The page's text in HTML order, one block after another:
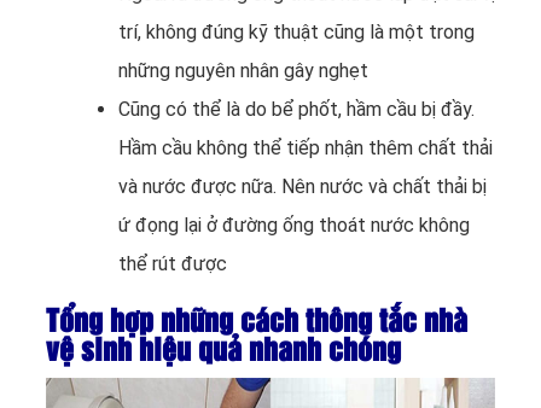
trí, không đúng kỹ thuật cũng là một trong
những nguyên nhân gây nghẹt
Cũng có thể là do bể phốt, hầm cầu bị đầy.
Hầm cầu không thể tiếp nhận thêm chất thải
và nước được nữa. Nên nước và chất thải bị
ứ đọng lại ở đường ống thoát nước không
thể rút được
Tổng hợp những cách thông tắc nhà
vệ sinh hiệu quả nhanh chóng